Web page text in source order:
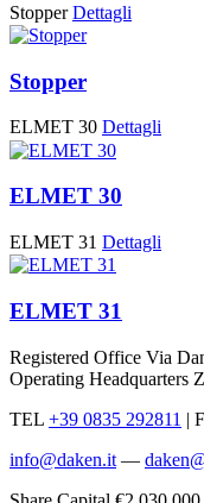
Stopper Dettagli
Stopper
ELMET 30 Dettagli
ELMET 30
ELMET 31 Dettagli
ELMET 31
Registered Office Via
Operating Headquarters
TEL +39 0835 292811 |
info@daken.it —